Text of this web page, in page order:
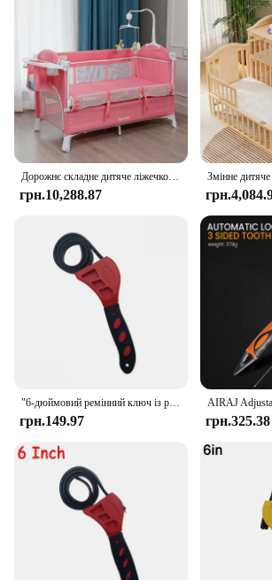
Дорожнє складне дитяче ліжечко Крісло-гойдалка - 0-6 років Дитяча колиска-качалка Двоярусне ліжко Меблі для спальні Дитяче ліжечко
грн.10,288.87
"6-дюймовий ремінний ключ із регульованою функцією для витягування масляного фільтра, ланцюговий ключ для ремінця, інструменти для дому, запобігають ковзанню"
грн.149.97 грн.325.38